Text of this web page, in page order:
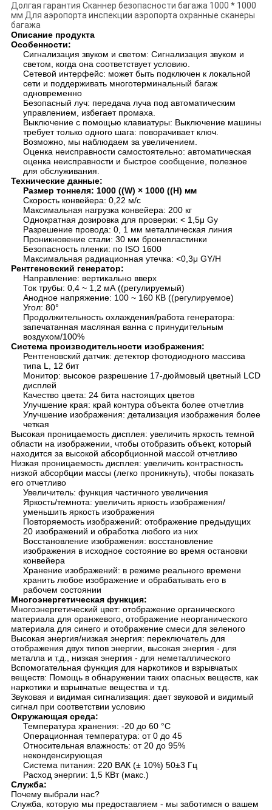
Долгая гарантия Сканнер безопасности багажа 1000 * 1000
мм Для аэропорта инспекции аэропорта охранные сканеры
багажа
Описание продукта
Особенности:
Сигнализация звуком и светом: Сигнализация звуком и
светом, когда она соответствует условию.
Сетевой интерфейс: может быть подключен к локальной
сети и поддерживать многотерминальный багаж
одновременно
Безопасный луч: передача луча под автоматическим
управлением, избегает промаха.
Выключение с помощью клавиатуры: Выключение машины
требует только одного шага: поворачивает ключ.
Возможно, мы наблюдаем за увеличением.
Оценка неисправности самостоятельно: автоматическая
оценка неисправности и быстрое сообщение, полезное
для обслуживания.
Технические данные:
Размер тоннеля: 1000 ((W) × 1000 ((H) мм
Скорость конвейера: 0,22 м/с
Максимальная нагрузка конвейера: 200 кг
Однократная дозировка для проверки: < 1,5μ Gy
Разрешение провода: 0, 1 мм металлическая линия
Проникновение стали: 30 мм бронепластинки
Безопасность пленки: по ISO 1600
Максимальная радиационная утечка: <0,3μ GY/H
Рентгеновский генератор:
Направление: вертикально вверх
Ток трубы: 0,4 ~ 1,2 мА ((регулируемый)
Анодное напряжение: 100 ~ 160 КВ ((регулируемое)
Угол: 80°
Продолжительность охлаждения/работа генератора:
запечатанная масляная ванна с принудительным
воздухом/100%
Система производительности изображения:
Рентгеновский датчик: детектор фотодиодного массива
типа L, 12 бит
Монитор: высокое разрешение 17-дюймовый цветный LCD
дисплей
Качество цвета: 24 бита настоящих цветов
Улучшение края: край контура объекта более отчетлив
Улучшение изображения: детализация изображения более
четкая
Высокая проницаемость дисплея: увеличить яркость темной
области на изображении, чтобы отобразить объект, который
находится за высокой абсорбционной массой отчетливо
Низкая проницаемость дисплея: увеличить контрастность
низкой абсорбции массы (легко проникнуть), чтобы показать
его отчетливо
Увеличитель: функция частичного увеличения
Яркость/темнота: увеличить яркость изображения/
уменьшить яркость изображения
Повторяемость изображений: отображение предыдущих
20 изображений и обработка любого из них
Восстановление изображения: восстановление
изображения в исходное состояние во время остановки
конвейера
Хранение изображений: в режиме реального времени
хранить любое изображение и обрабатывать его в
рабочем состоянии
Многоэнергетическая функция:
Многоэнергетический цвет: отображение органического
материала для оранжевого, отображение неорганического
материала для синего и отображение смеси для зеленого
Высокая энергия/низкая энергия: переключатель для
отображения двух типов энергии, высокая энергия - для
металла и т.д., низкая энергия - для неметаллического
Вспомогательная функция для наркотиков и взрывчатых
веществ: Помощь в обнаружении таких опасных веществ, как
наркотики и взрывчатые вещества и т.д.
Звуковая и видимая сигнализация: дает звуковой и видимый
сигнал при соответствии условию
Окружающая среда:
Температура хранения: -20 до 60 °C
Операционная температура: от 0 до 45
Относительная влажность: от 20 до 95%
неконденсирующая
Система питания: 220 ВАК (± 10%) 50±3 Гц
Расход энергии: 1,5 КВт (макс.)
Служба:
Почему выбрали нас?
Служба, которую мы предоставляем - мы заботимся о вашем